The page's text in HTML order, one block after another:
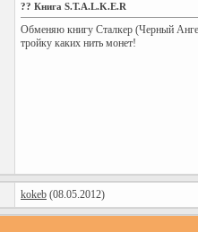
?? Книга S.T.A.L.K.E.R
Обменяю книгу Сталкер (Черный
тройку каких нить монет!
kokeb (08.05.2012)